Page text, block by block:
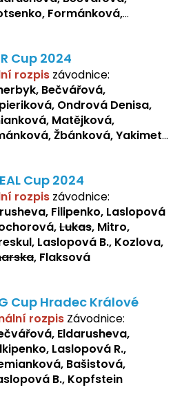
Formánková,
Sochorová
Cup 2024
rozpis závodnice:
Bečvářová,
Ondrová Denisa,
Matějková,
Žbánková, Yakimets,
Cup 2024
rozpis závodnice:
Filipenko, Laslopová
Lukas, Mitro,
Laslopová B., Kozlova,
, Flaksová
Cup Hradec Králové
rozpis Závodnice:
Eldarusheva,
Laslopová R.,
Bašistová,
B., Kopfstein